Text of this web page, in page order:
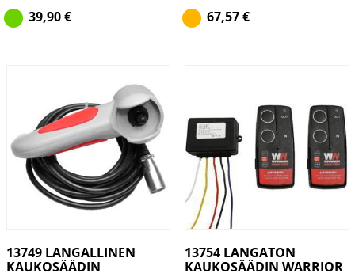
39,90€
67,57€
13749 LANGALLINEN
KAUKOSÄÄDIN
13754 LANGATON
KAUKOSÄÄDIN WARRIOR